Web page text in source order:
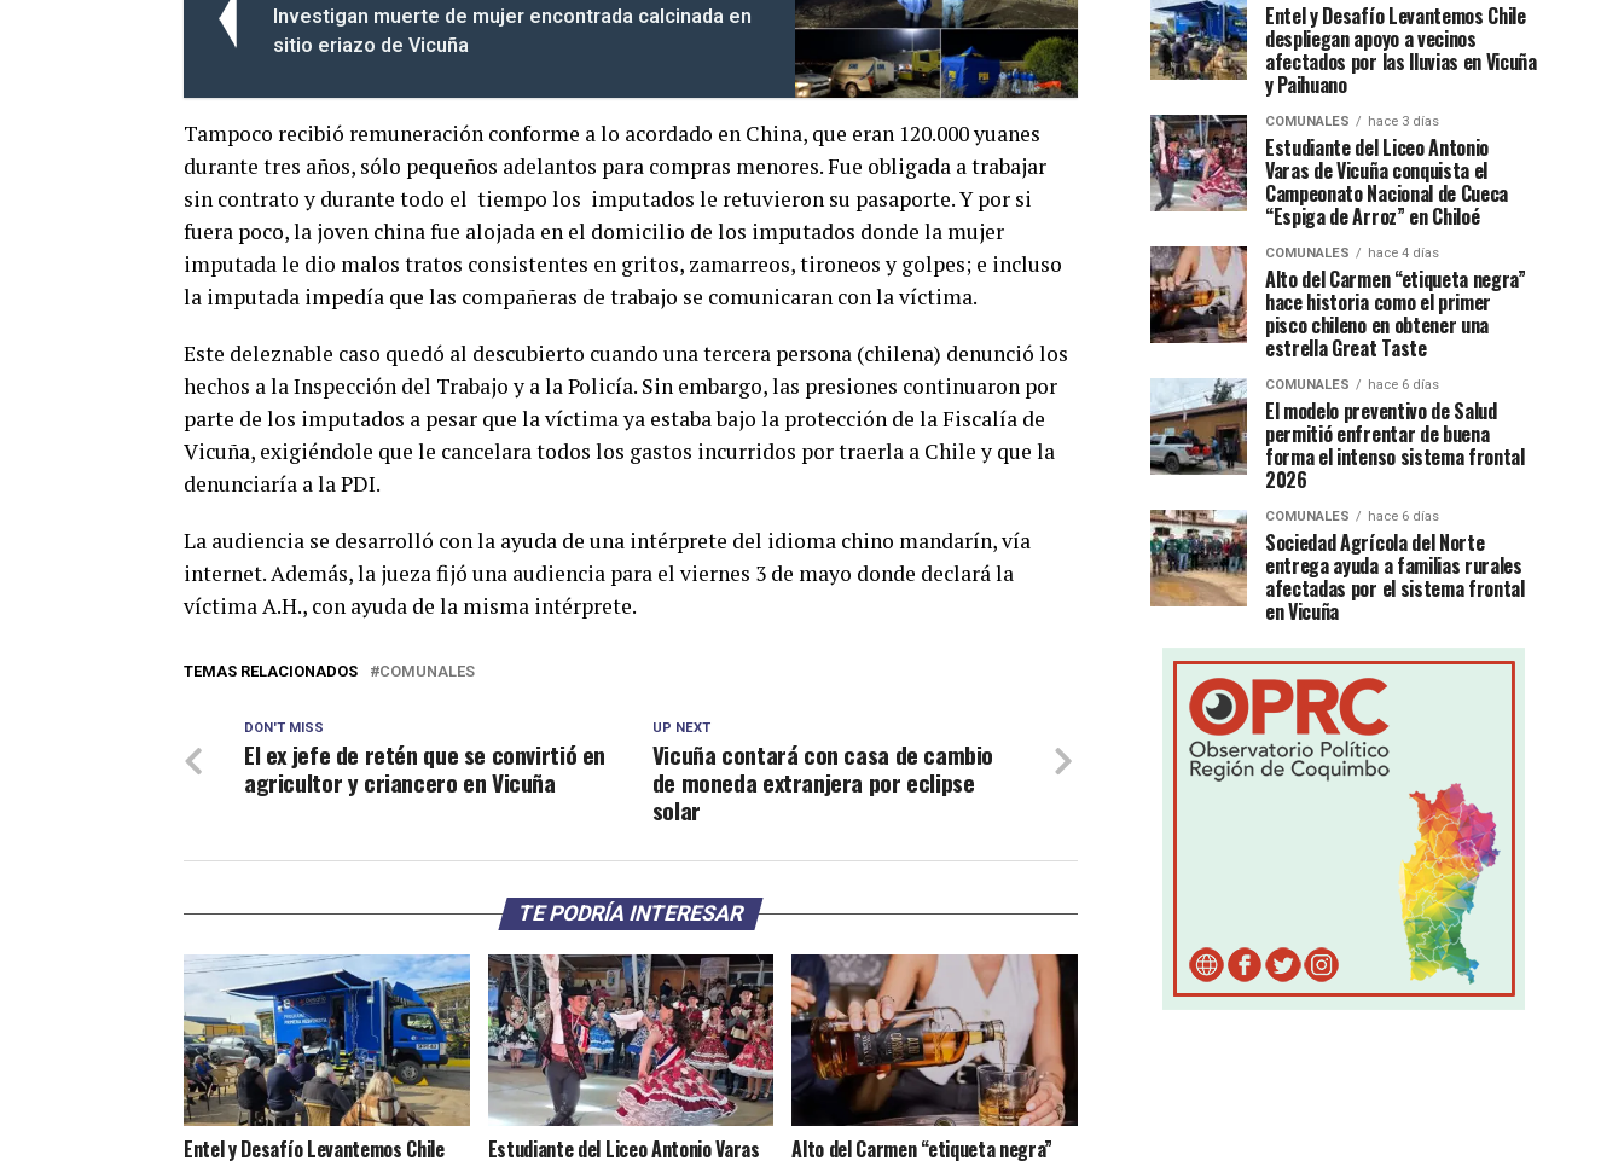
Investigan muerte de mujer encontrada calcinada en
sitio eriazo de Vicuña
Tampoco recibió remuneración conforme a lo acordado en China, que eran 120.000 yuanes
durante tres años, sólo pequeños adelantos para compras menores. Fue obligada a trabajar
sin contrato y durante todo el tiempo los imputados le retuvieron su pasaporte. Y por si
fuera poco, la joven china fue alojada en el domicilio de los imputados donde la mujer
imputada le dio malos tratos consistentes en gritos, zamarreos, tironeos y golpes; e incluso
la imputada impedía que las compañeras de trabajo se comunicaran con la víctima.
Este deleznable caso quedó al descubierto cuando una tercera persona (chilena) denunció los
hechos a la Inspección del Trabajo y a la Policía. Sin embargo, las presiones continuaron por
parte de los imputados a pesar que la víctima ya estaba bajo la protección de la Fiscalía de
Vicuña, exigiéndole que le cancelara todos los gastos incurridos por traerla a Chile y que la
denunciaría a la PDI.
La audiencia se desarrolló con la ayuda de una intérprete del idioma chino mandarín, vía
internet. Además, la jueza fijó una audiencia para el viernes 3 de mayo donde declará la
víctima A.H., con ayuda de la misma intérprete.
TEMAS RELACIONADOS COMUNALES
UP NEXT
Vicuña contará con casa de cambio
de moneda extranjera por eclipse
solar
DON'T MISS
El ex jefe de retén que se convirtió en
agricultor y criancero en Vicuña
TE PODRÍA INTERESAR
Entel y Desafío Levantemos Chile Estudiante del Liceo Antonio Varas Alto del Carmen “etiqueta negra”
Entel y Desafío Levantemos Chile
despliegan apoyo a vecinos
afectados por las lluvias en Vicuña
y Paihuano
COMUNALES hace 3 días
Estudiante del Liceo Antonio
Varas de Vicuña conquista el
Campeonato Nacional de Cueca
“Espiga de Arroz” en Chiloé
COMUNALES hace 4 días
Alto del Carmen “etiqueta negra”
hace historia como el primer
pisco chileno en obtener una
estrella Great Taste
COMUNALES hace 6 días
El modelo preventivo de Salud
permitió enfrentar de buena
forma el intenso sistema frontal
2026
COMUNALES hace 6 días
Sociedad Agrícola del Norte
entrega ayuda a familias rurales
afectadas por el sistema frontal
en Vicuña